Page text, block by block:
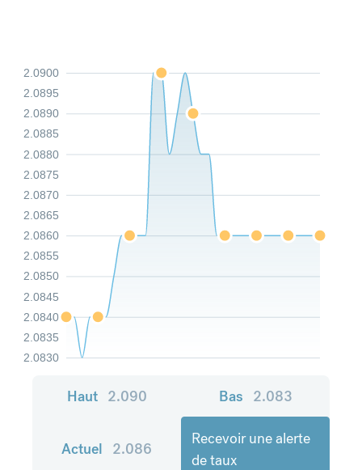
2.0830
2.0835
2.0840
2.0845
2.0850
2.0855
2.0860
2.0865
2.0870
2.0875
2.0880
2.0885
2.0890
2.0895
2.0900
Haut 2.090 Bas 2.083
Actuel 2.086
Recevoir une alerte
de taux